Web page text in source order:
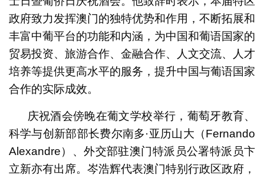
政府致力发挥澳门的独特优势和作用，不断拓展和
丰富中葡平台的功能和内涵，为中国和葡语国家的
贸易投资、旅游合作、金融合作、人文交流、人才
培养等提供更高水平的服务，提升中国与葡语国家
合作的实际成效。
庆祝酒会傍晚在葡文学校举行，葡萄牙教育、
科学与创新部部长费尔南多·亚历山大（Fernando
Alexandre）、外交部驻澳门特派员公署特派员卞
立新亦有出席。岑浩辉代表澳门特别行政区政府，